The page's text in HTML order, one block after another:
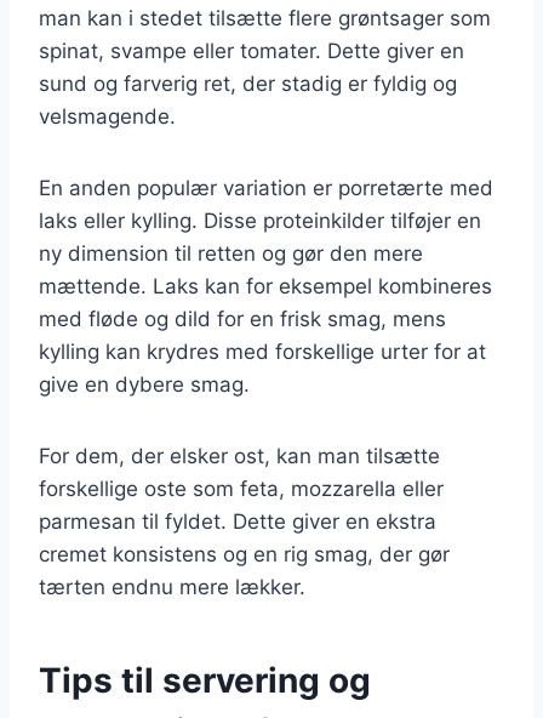
man kan i stedet tilsætte flere grøntsager som
spinat, svampe eller tomater. Dette giver en
sund og farverig ret, der stadig er fyldig og
velsmagende.
En anden populær variation er porretærte med
laks eller kylling. Disse proteinkilder tilføjer en
ny dimension til retten og gør den mere
mættende. Laks kan for eksempel kombineres
med fløde og dild for en frisk smag, mens
kylling kan krydres med forskellige urter for at
give en dybere smag.
For dem, der elsker ost, kan man tilsætte
forskellige oste som feta, mozzarella eller
parmesan til fyldet. Dette giver en ekstra
cremet konsistens og en rig smag, der gør
tærten endnu mere lækker.
Tips til servering og